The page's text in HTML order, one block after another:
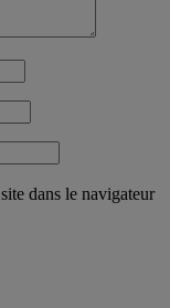
dans le navigateur